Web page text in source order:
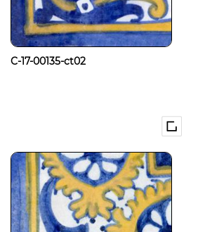
C-17-00135-ct02